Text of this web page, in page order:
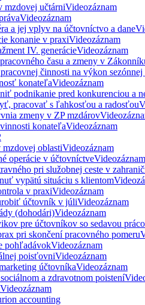
mzdovej učtárniVideozáznam
Videozáznam
a jej vplyv na účtovníctvo a dane
konanie v praxiVideozáznam
IV. generácieVideozáznam
času a zmeny v
činnosti na výkon sezónnej
konateľaVideozáznam
podnikanie pred konkurenciou a
pracovať s ľahkosťou a radosťou
zmeny v ZP mzdárov
konateľaVideozáznam
oblastiVideozáznam
operácie v účtovníctveVideozáznam
pri služobnej ceste v
vypätú situáciu s klientom
v praxiVideozáznam
účtovník v júliVideozáznam
(dohodári)Videozáznam
pre účtovníkov so sedavou
pri skončení pracovného pomeru
pohľadávokVideozáznam
poisťovniVideozáznam
účtovníkaVideozáznam
a zdravotnom poistení
Videozáznam
accounting